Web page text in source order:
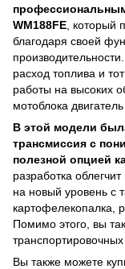
WM188FE , который
благодаря своей
расход топлива и
работы на высоких
мотоблока
В этой модели
трансмиссия с
полезной опцией
разработка
на новый уровень с
картофелекопалка,
Помимо этого, вы
транспортировочных
Вы также можете